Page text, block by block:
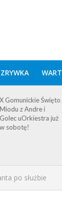
X Gomunickie Święto
Miodu z Andre i
Golec uOrkiestra już
w sobotę!
po służbie